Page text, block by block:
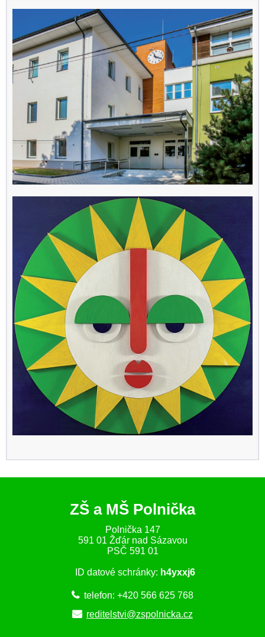
ZŠ a MŠ Polnička
Polnička 147
591 01 Žďár nad Sázavou
PSČ 591 01
ID datové schránky: h4yxxj6
telefon: +420 566 625 768
reditelstvi@zspolnicka.cz